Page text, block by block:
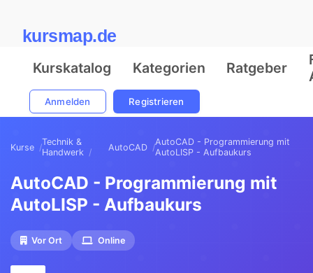
kursmap.de
Kurskatalog Kategorien Ratgeber
Anmelden Registrieren
Kurse
Technik &
Handwerk
AutoCAD
AutoCAD - Programmierung mit
AutoLISP - Aufbaukurs
AutoCAD - Programmierung mit
AutoLISP - Aufbaukurs
Vor Ort Online